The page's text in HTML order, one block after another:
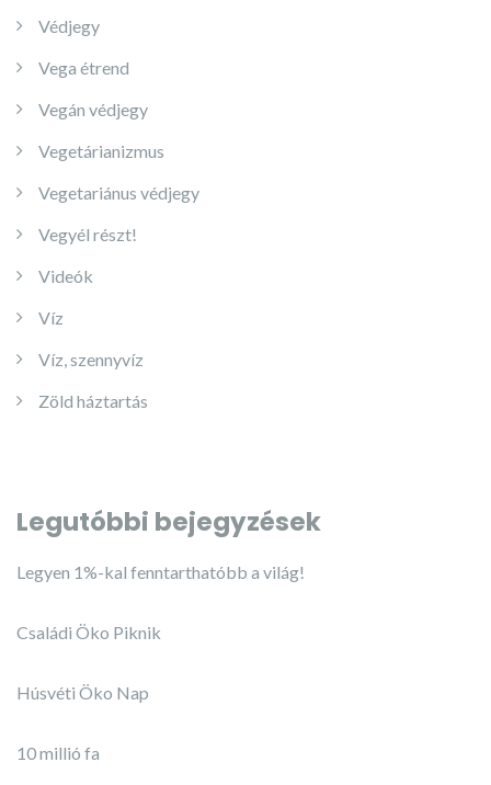
Védjegy
Vega étrend
Vegán védjegy
Vegetárianizmus
Vegetariánus védjegy
Vegyél részt!
Videók
Víz
Víz, szennyvíz
Zöld háztartás
Legutóbbi bejegyzések
Legyen 1%-kal fenntarthatóbb a világ!
Családi Öko Piknik
Húsvéti Öko Nap
10 millió fa